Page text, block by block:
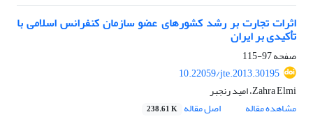
اثرات تجارت بر رشد کشورهای عضو سازمان کنفرانس اسلامی با
تأکیدی بر ایران
صفحه97-115
10.22059/jte.2013.30195
Zahra Elmi، امید رنجبر
مشاهده مقاله
اصل مقاله 238.61 K